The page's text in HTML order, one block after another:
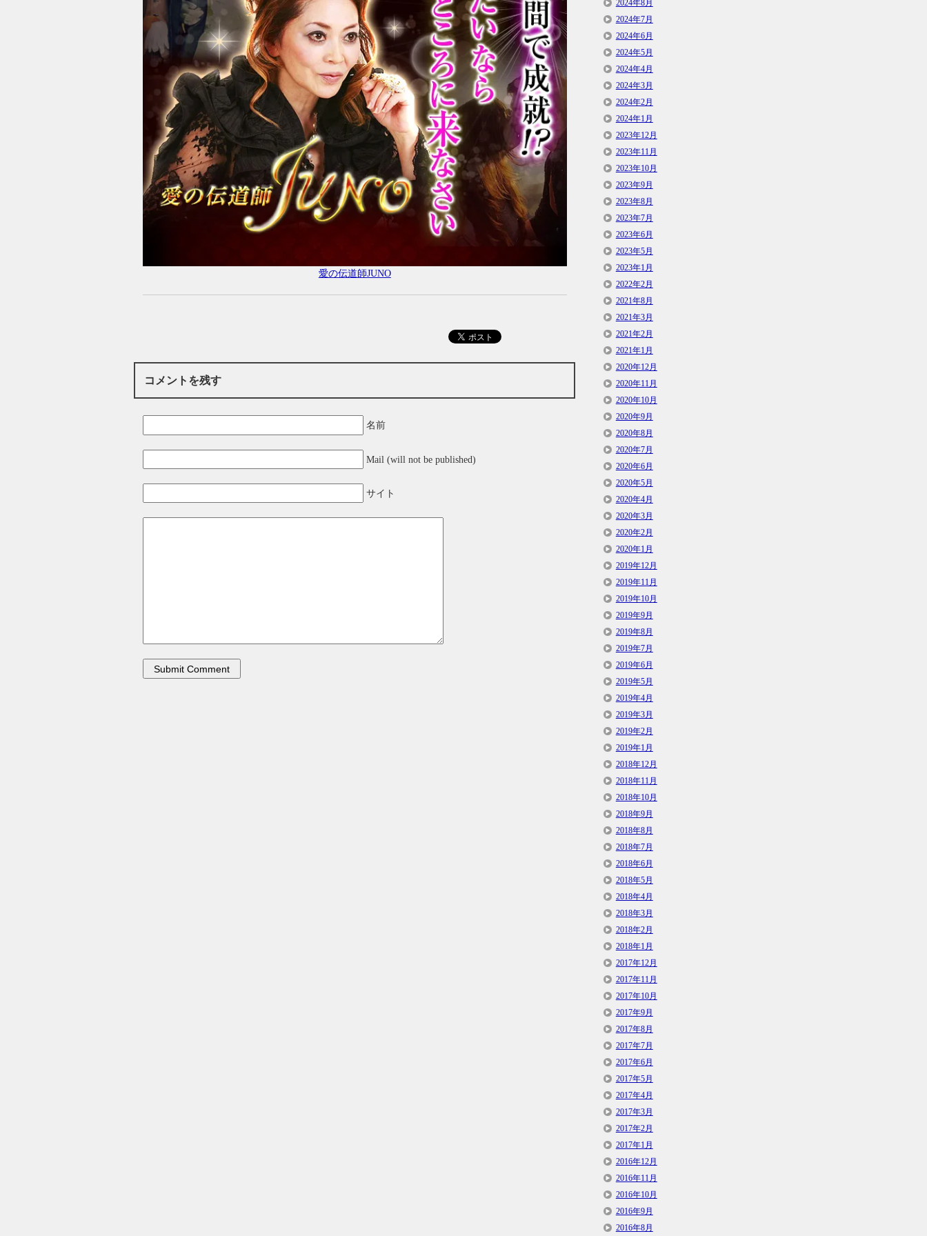
愛の伝道師JUNO
コメントを残す
名前
Mail (will not be published)
サイト
2024年8月
2024年7月
2024年6月
2024年5月
2024年4月
2024年3月
2024年2月
2024年1月
2023年12月
2023年11月
2023年10月
2023年9月
2023年8月
2023年7月
2023年6月
2023年5月
2023年1月
2022年2月
2021年8月
2021年3月
2021年2月
2021年1月
2020年12月
2020年11月
2020年10月
2020年9月
2020年8月
2020年7月
2020年6月
2020年5月
2020年4月
2020年3月
2020年2月
2020年1月
2019年12月
2019年11月
2019年10月
2019年9月
2019年8月
2019年7月
2019年6月
2019年5月
2019年4月
2019年3月
2019年2月
2019年1月
2018年12月
2018年11月
2018年10月
2018年9月
2018年8月
2018年7月
2018年6月
2018年5月
2018年4月
2018年3月
2018年2月
2018年1月
2017年12月
2017年11月
2017年10月
2017年9月
2017年8月
2017年7月
2017年6月
2017年5月
2017年4月
2017年3月
2017年2月
2017年1月
2016年12月
2016年11月
2016年10月
2016年9月
2016年8月